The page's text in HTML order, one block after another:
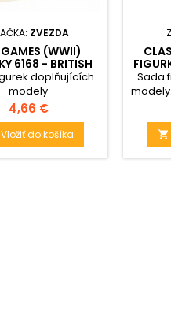
ZVEZDA
(WWII)
6168 - BRITISH
WITH CREW
42 (1:72)
doplňujících
modely
Cena
4,66 €
Vložiť do košíka
Sada
